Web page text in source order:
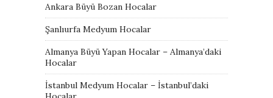
Ankara Büyü Bozan Hocalar
Şanlıurfa Medyum Hocalar
Almanya Büyü Yapan Hocalar – Almanya’daki
Hocalar
İstanbul Medyum Hocalar – İstanbul’daki